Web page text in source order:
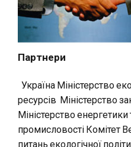
Партнери
Україна Міністерство
ресурсів Міністерство
Міністерство енергетики
промисловості Комітет
питань екологічної